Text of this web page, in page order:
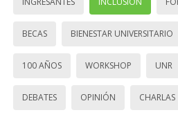
BECAS BIENESTAR UNIVERSITARIO
100 AÑOS WORKSHOP UNR
DEBATES OPINIÓN CHARLAS